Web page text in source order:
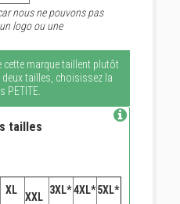
nous ne pouvons pas
logo ou une
cette marque taillent plutôt
tailles, choisissez la
PETITE.
tailles
XL
XXL
3XL*4XL*5XL*